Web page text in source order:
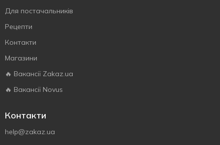
Для постачальників
Рецепти
Контакти
Магазини
🔥 Вакансії Zakaz.ua
🔥 Вакансії Novus
Контакти
help@zakaz.ua